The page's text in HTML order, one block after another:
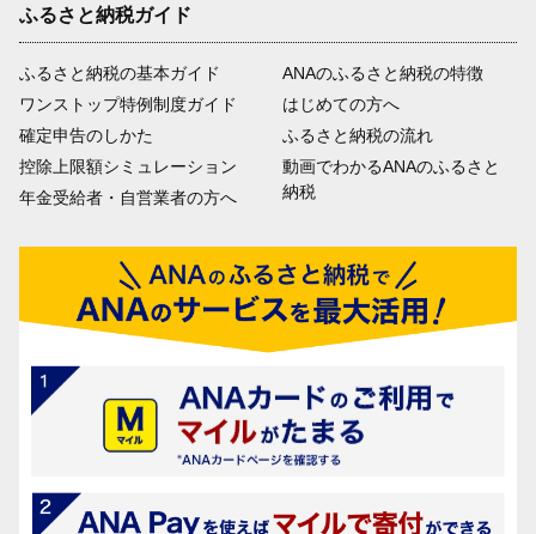
ふるさと納税ガイド
ふるさと納税の基本ガイド
ワンストップ特例制度ガイド
確定申告のしかた
控除上限額シミュレーション
年金受給者・自営業者の方へ
ANAのふるさと納税の特徴
はじめての方へ
ふるさと納税の流れ
動画でわかるANAのふるさと
納税